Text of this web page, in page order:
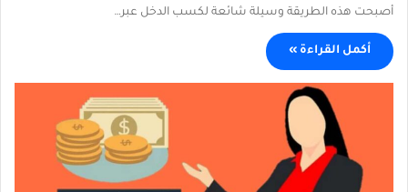
أصبحت هذه الطريقة وسيلة شائعة لكسب الدخل عبر…
أكمل القراءة »